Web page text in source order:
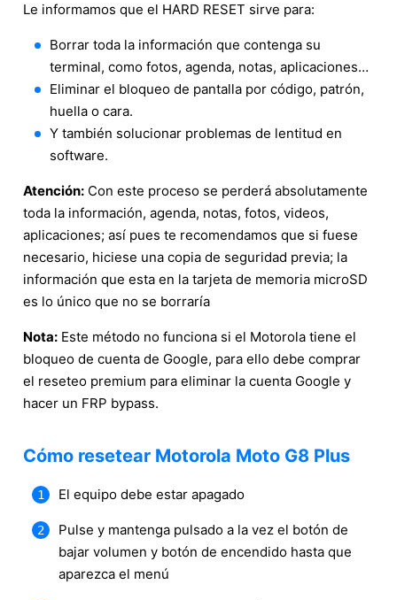
Le informamos que el HARD RESET sirve para:
Borrar toda la información que contenga su
terminal, como fotos, agenda, notas, aplicaciones…
Eliminar el bloqueo de pantalla por código, patrón,
huella o cara.
Y también solucionar problemas de lentitud en
software.
Atención: Con este proceso se perderá absolutamente
toda la información, agenda, notas, fotos, videos,
aplicaciones; así pues te recomendamos que si fuese
necesario, hiciese una copia de seguridad previa; la
información que esta en la tarjeta de memoria microSD
es lo único que no se borraría
Nota: Este método no funciona si el Motorola tiene el
bloqueo de cuenta de Google, para ello debe comprar
el reseteo premium para eliminar la cuenta Google y
hacer un FRP bypass.
Cómo resetear Motorola Moto G8 Plus
El equipo debe estar apagado
Pulse y mantenga pulsado a la vez el botón de
bajar volumen y botón de encendido hasta que
aparezca el menú